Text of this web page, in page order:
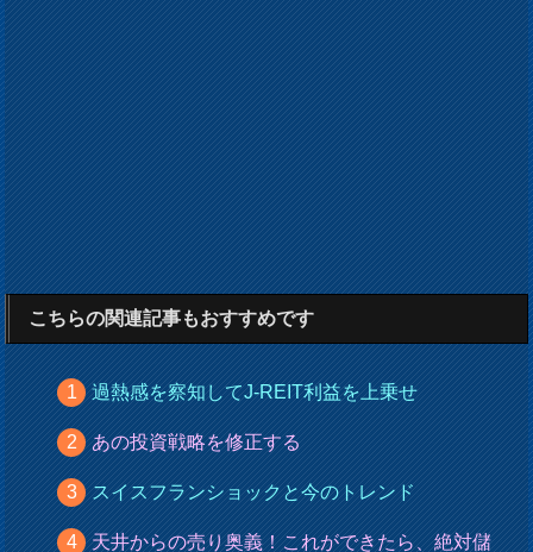
こちらの関連記事もおすすめです
過熱感を察知してJ-REIT利益を上乗せ
あの投資戦略を修正する
スイスフランショックと今のトレンド
天井からの売り奥義！これができたら、絶対儲